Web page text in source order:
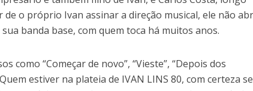
de o próprio Ivan assinar a direção musical, ele não
banda base, com quem toca há muitos anos.
como “Começar de novo”, “Vieste”, “Depois dos
estiver na plateia de IVAN LINS 80, com certeza